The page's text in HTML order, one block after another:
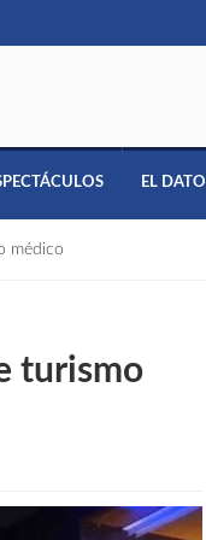
EL DATO
médico
turismo